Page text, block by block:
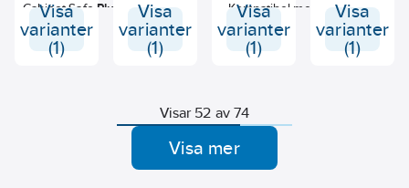
Cabinet Safe Plus
Visa
varianter
(1)
Visa
varianter
(1)
Kompatibel med
strömbrytningsenheterna
PCU6.3-P och PCU6.1-F.
Kan kopplas ihop i upp till
t.ex. under diskbänk,
diskmaskin, kyl och frys.
Visa
varianter
(1)
Visa
varianter
(1)
Visar 52 av 74
Visa mer